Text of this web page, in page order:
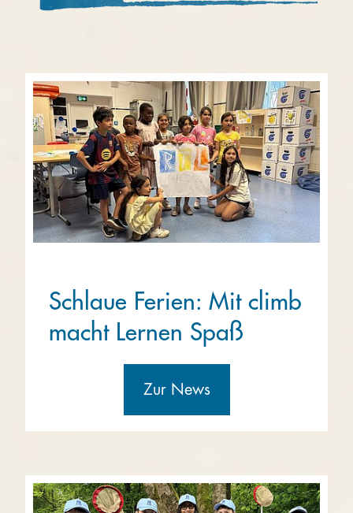
Schlaue Ferien: Mit climb
macht Lernen Spaß
Zur News